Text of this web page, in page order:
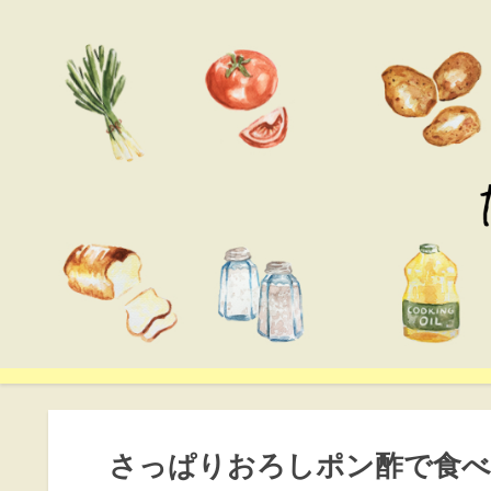
さっぱりおろしポン酢で食